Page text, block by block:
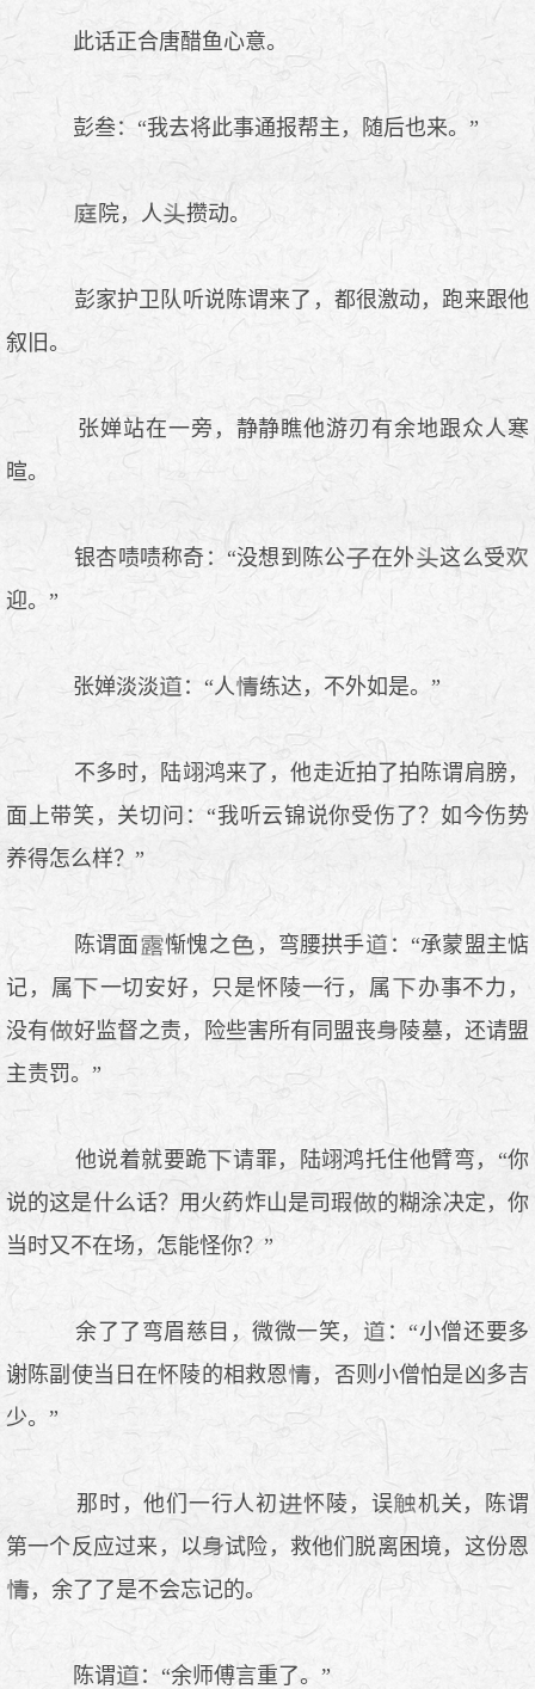
此话正合唐醋鱼心意。
彭叁：“我去将此事通报帮主，随后也来。”
院，人 攒动。
彭家护卫队听说陈谓来了，都很激动，跑来跟他
叙旧。
张婵站在一旁，静静瞧他游刃有余地跟众人寒
暄。
银杏啧啧称奇：“没想到陈公 在外
这么受
迎。”
张婵淡淡 ：“人 练达，不外如是。”
不多时，陆翊鸿来了，他走近拍了拍陈谓肩膀，
面上带笑，关切问：“我听云锦说你受伤了？如今伤势
养得怎么样？”
陈谓面 惭愧之 ，弯腰拱手
：“承蒙盟主惦
记，属
一切安好，只是怀陵一行，属
办事不力，
没有
好监督之责，险些害所有同盟丧
陵墓，还请盟
主责罚。”
他说着就要跪
请罪，陆翊鸿托住他臂弯，“你
说的这是什么话？用火药炸山是司瑕
的糊涂决定，你
当时又不在场，怎能怪你？”
余了了弯眉慈目，微微一笑，
：“小僧还要多
谢陈副使当日在怀陵的相救恩
，否则小僧怕是凶多吉
少。”
那时，他们一行人初 怀陵，误
机关，陈谓
第一个反应过来，以
试险，救他们脱离困境，这份恩
，余了了是不会忘记的。
陈谓 ：“余师傅言重了。”